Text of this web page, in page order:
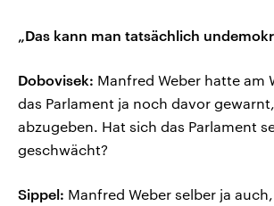
„Das kann man tatsächlich
Dobovisek: Manfred Weber hatte am
das Parlament ja noch davor
abzugeben. Hat sich das Parlament
geschwächt?
Sippel: Manfred Weber selber ja